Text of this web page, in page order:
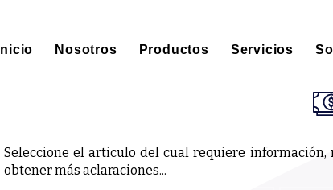
Inicio Nosotros Productos Servicios
Seleccione el articulo del cual requiere información,
obtener más aclaraciones...